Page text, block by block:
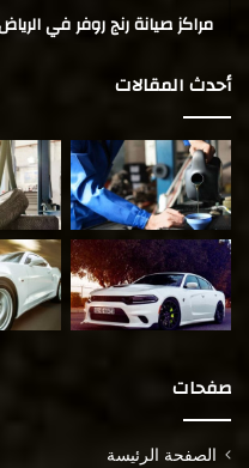
مراكز صيانة رنج روفر في
أحدث المقالات
صفحات
الصفحة الرئيسة